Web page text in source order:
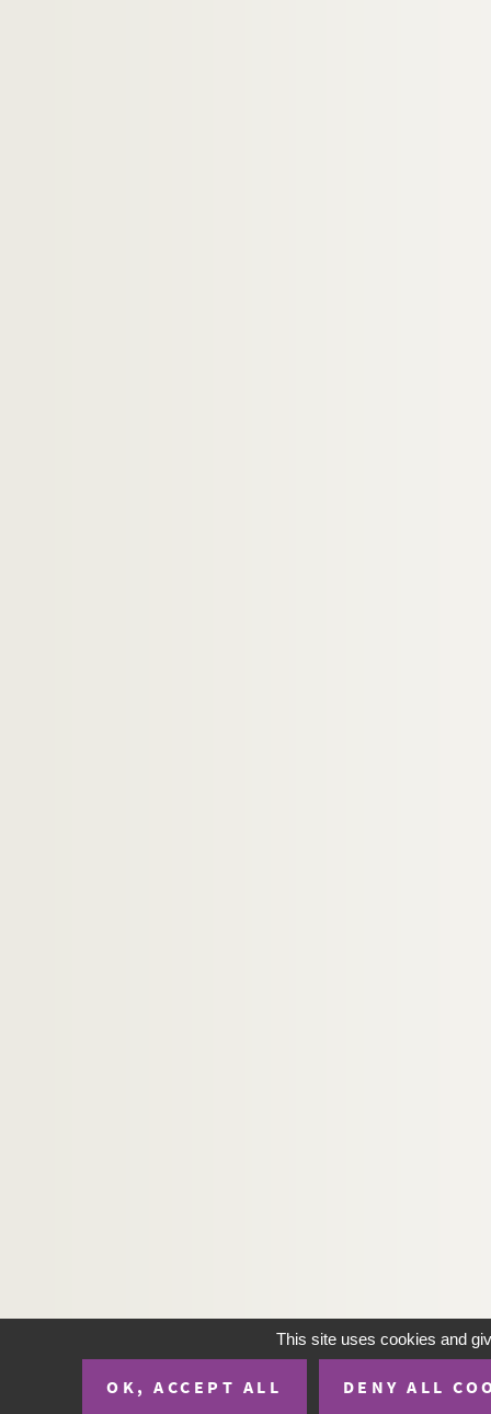
This site uses cookies and
OK, ACCEPT ALL DENY ALL